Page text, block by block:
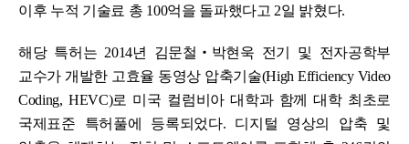
이후 누적 기술료 총 100억을 돌파했다고 2일 밝혔다.
해당 특허는 2014년 김문철‧박현욱 전기 및 전자공학부
교수가 개발한 고효율 동영상 압축기술(High Efficiency Video
Coding, HEVC)로 미국 컬럼비아 대학과 함께 대학 최초로
국제표준 특허풀에 등록되었다. 디지털 영상의 압축 및